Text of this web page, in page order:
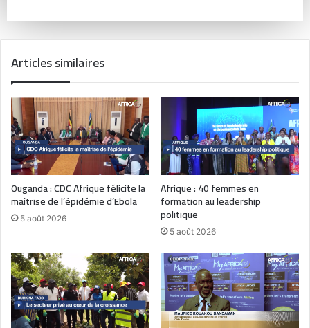
Articles similaires
Ouganda : CDC Afrique félicite la
maîtrise de l’épidémie d’Ebola
5 août 2026
Afrique : 40 femmes en
formation au leadership
politique
5 août 2026